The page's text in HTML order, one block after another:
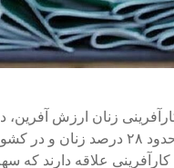
زنان ارزش آفرین،
کشور‌های کم‌درآمد، حدود ۲۸ درصد
درصد به کارآفرینی علاقه دارند